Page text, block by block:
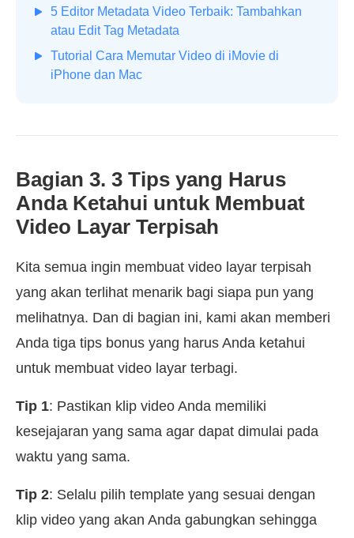
5 Editor Metadata Video Terbaik: Tambahkan
atau Edit Tag Metadata
Tutorial Cara Memutar Video di iMovie di
iPhone dan Mac
Bagian 3. 3 Tips yang Harus
Anda Ketahui untuk Membuat
Video Layar Terpisah
Kita semua ingin membuat video layar terpisah
yang akan terlihat menarik bagi siapa pun yang
melihatnya. Dan di bagian ini, kami akan memberi
Anda tiga tips bonus yang harus Anda ketahui
untuk membuat video layar terbagi.
Tip 1: Pastikan klip video Anda memiliki
kesejajaran yang sama agar dapat dimulai pada
waktu yang sama.
Tip 2: Selalu pilih template yang sesuai dengan
klip video yang akan Anda gabungkan sehingga